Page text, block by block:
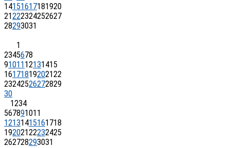
14151617181920
21222324252627
28293031
1
2345678
91011 12131415
16171819202122
23242526272829
30
1234
567891011
12131415161718
19202122232425
262728293031